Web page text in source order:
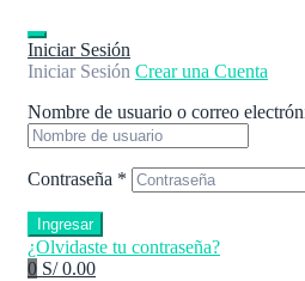
Iniciar Sesión
Iniciar Sesión Crear una Cuenta
Nombre de usuario o correo
Contraseña *
Ingresar
¿Olvidaste tu contraseña?
0 S/ 0.00